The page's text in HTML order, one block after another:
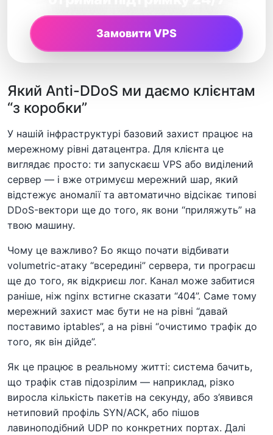
Замовити VPS
Який Anti-DDoS ми даємо клієнтам
“з коробки”
У нашій інфраструктурі базовий захист працює на
мережному рівні датацентра. Для клієнта це
виглядає просто: ти запускаєш VPS або виділений
сервер — і вже отримуєш мережний шар, який
відстежує аномалії та автоматично відсікає типові
DDoS-вектори ще до того, як вони “приляжуть” на
твою машину.
Чому це важливо? Бо якщо почати відбивати
volumetric-атаку “всередині” сервера, ти програєш
ще до того, як відкриєш лог. Канал може забитися
раніше, ніж nginx встигне сказати “404”. Саме тому
мережний захист має бути не на рівні “давай
поставимо iptables”, а на рівні “очистимо трафік до
того, як він дійде”.
Як це працює в реальному житті: система бачить,
що трафік став підозрілим — наприклад, різко
виросла кількість пакетів на секунду, або з’явився
нетиповий профіль SYN/ACK, або пішов
лавиноподібний UDP по конкретних портах. Далі